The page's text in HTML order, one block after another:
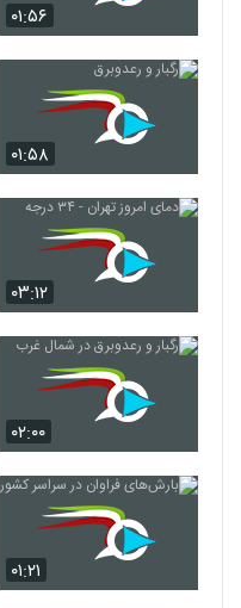
۰۱:۵۶
۰۱:۵۸
۰۳:۱۲
۰۲:۰۰
۰۱:۲۱